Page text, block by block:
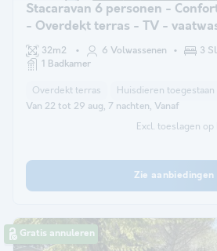
Stacaravan 6 personen -
- Overdekt terras - TV -
32m2 6 Volwassenen
3
1 Badkamer
Overdekt terras Huisdieren toegestaan
Van 22 tot 29 aug, 7 nachten, Vanaf
Excl. toeslagen
Zie aanbiedingen
Gratis annuleren